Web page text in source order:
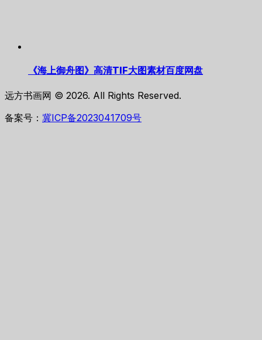
《海上御舟图》高清TIF大图素材百度网盘
远方书画网 © 2026. All Rights Reserved.
备案号： 冀ICP备2023041709号